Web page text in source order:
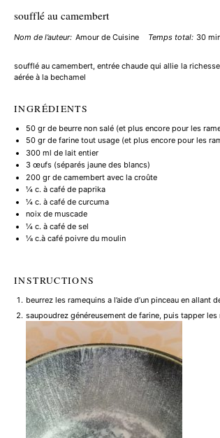
soufflé au camembert
Nom de l’auteur: Amour de Cuisine Temps total: 30
soufflé au camembert, entrée chaude qui allie la
aérée à la bechamel
INGRÉDIENTS
50gr de beurre non salé (et plus encore pour les
50gr de farine tout usage (et plus encore pour les
300ml de lait entier
3œufs (séparés jaune des blancs)
200gr de camembert avec la croûte
¼c. à café de paprika
¼c. à café de curcuma
noix de muscade
¼c. à café de sel
⅛c.à café poivre du moulin
INSTRUCTIONS
beurrez les ramequins a l’aide d’un pinceau en allant
saupoudrez généreusement de farine, puis tapper